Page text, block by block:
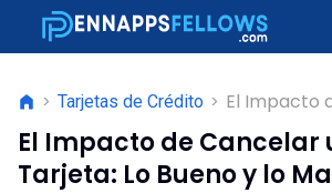
> Tarjetas de Crédito > El Impacto
Tarjeta: Lo
El Impacto de Cancelar
Tarjeta: Lo Bueno y lo